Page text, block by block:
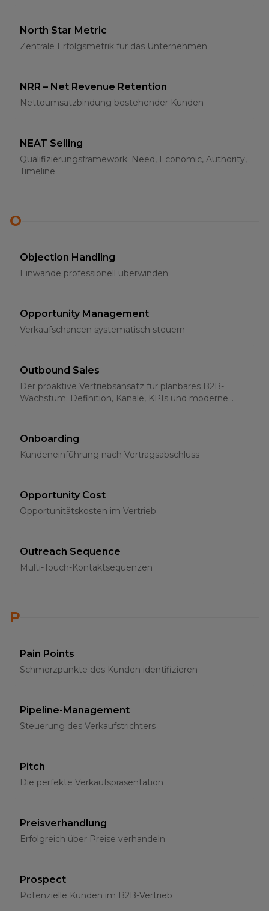
North Star Metric
Zentrale Erfolgsmetrik für das Unternehmen
NRR – Net Revenue Retention
Nettoumsatzbindung bestehender Kunden
NEAT Selling
Qualifizierungsframework: Need, Economic, Authority,
Timeline
O
Objection Handling
Einwände professionell überwinden
Opportunity Management
Verkaufschancen systematisch steuern
Outbound Sales
Der proaktive Vertriebsansatz für planbares B2B-
Wachstum: Definition, Kanäle, KPIs und moderne
Onboarding
Kundeneinführung nach Vertragsabschluss
Opportunity Cost
Opportunitätskosten im Vertrieb
Outreach Sequence
Multi-Touch-Kontaktsequenzen
P
Pain Points
Schmerzpunkte des Kunden identifizieren
Pipeline-Management
Steuerung des Verkaufstrichters
Pitch
Die perfekte Verkaufspräsentation
Preisverhandlung
Erfolgreich über Preise verhandeln
Prospect
Potenzielle Kunden im B2B-Vertrieb